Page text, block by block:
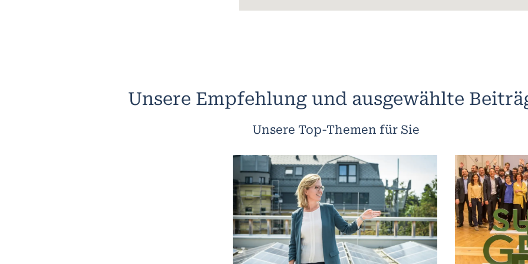
Unsere Empfehlung und ausgewählte
Unsere Top-Themen für Sie